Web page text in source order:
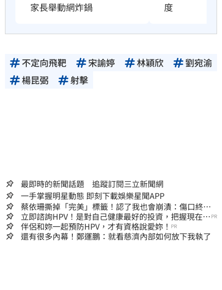
家長舉動網炸鍋
度
不定向飛靶 宋諭婷 林穎欣
劉宛渝
楊昆弼
射擊
最即時的新聞話題 追蹤訂閱三立新聞網
一手掌握明星動態 即刻下載娛樂星聞APP
蔡依珊撕掉「完美」標籤！認了我也會崩潰：傷口終究
會癒合
立即諮詢HPV！是對自己健康最好的投資，把握現在不
嫌晚！
PR
伴侶和妳一起預防HPV，才有資格說愛妳！ PR
還有很多內幕！鄭運鵬：就看慈濟內部如何放下我執了